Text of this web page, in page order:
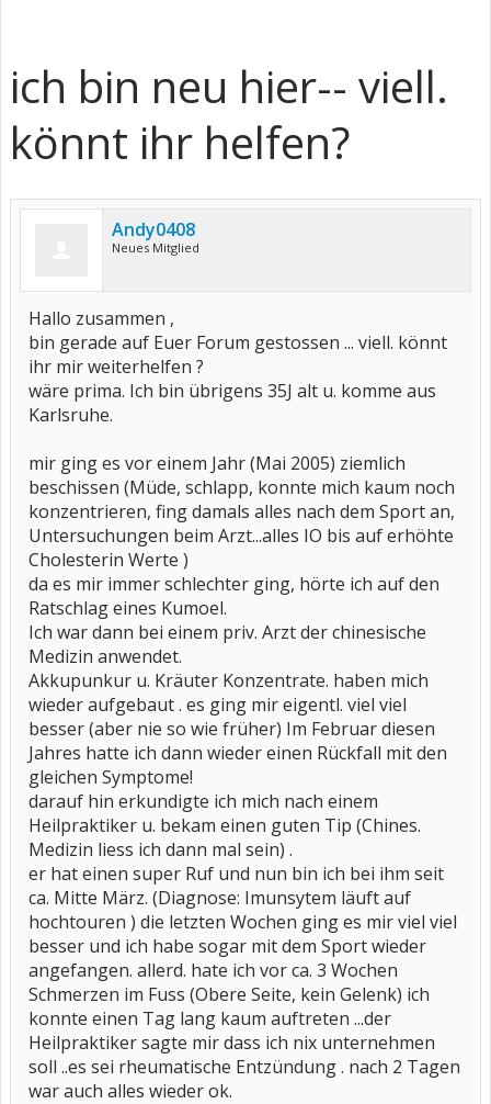
ich bin neu hier-- viell.
könnt ihr helfen?
Andy0408
Neues Mitglied
Hallo zusammen ,
bin gerade auf Euer Forum gestossen ... viell. könnt
ihr mir weiterhelfen ?
wäre prima. Ich bin übrigens 35J alt u. komme aus
Karlsruhe.
mir ging es vor einem Jahr (Mai 2005) ziemlich
beschissen (Müde, schlapp, konnte mich kaum noch
konzentrieren, fing damals alles nach dem Sport an,
Untersuchungen beim Arzt...alles IO bis auf erhöhte
Cholesterin Werte )
da es mir immer schlechter ging, hörte ich auf den
Ratschlag eines Kumoel.
Ich war dann bei einem priv. Arzt der chinesische
Medizin anwendet.
Akkupunkur u. Kräuter Konzentrate. haben mich
wieder aufgebaut . es ging mir eigentl. viel viel
besser (aber nie so wie früher) Im Februar diesen
Jahres hatte ich dann wieder einen Rückfall mit den
gleichen Symptome!
darauf hin erkundigte ich mich nach einem
Heilpraktiker u. bekam einen guten Tip (Chines.
Medizin liess ich dann mal sein) .
er hat einen super Ruf und nun bin ich bei ihm seit
ca. Mitte März. (Diagnose: Imunsytem läuft auf
hochtouren ) die letzten Wochen ging es mir viel viel
besser und ich habe sogar mit dem Sport wieder
angefangen. allerd. hate ich vor ca. 3 Wochen
Schmerzen im Fuss (Obere Seite, kein Gelenk) ich
konnte einen Tag lang kaum auftreten ...der
Heilpraktiker sagte mir dass ich nix unternehmen
soll ..es sei rheumatische Entzündung . nach 2 Tagen
war auch alles wieder ok.